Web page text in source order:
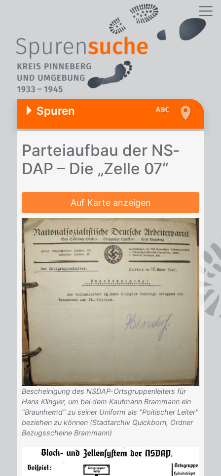
Spuren
Par­tei­auf­bau der NS­
DAP – Die „Zel­le 07“
Auf Karte anzeigen
Bescheinigung des NSDAP-Ortsgruppenleiters für
Hans Klingler, um bei dem Kaufmann Brammann ein
"Braunhemd" zu seiner Uniform als "Poitischer Leiter"
beziehen zu können (Stadtarchiv Quickborn, Ordner
Bezugsscheine Brammann)